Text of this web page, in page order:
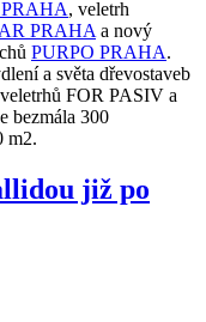
, veletrh
PRAHA a nový
PURPO PRAHA.
a světa dřevostaveb
FOR PASIV a
bezmála 300
m2.
již po